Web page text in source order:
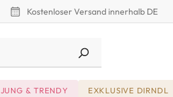
Kostenloser Versand innerhalb DE
JUNG & TRENDY EXKLUSIVE DIRNDL